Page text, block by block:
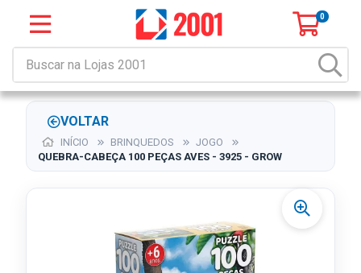
0
VOLTAR
INÍCIO BRINQUEDOS
JOGO
QUEBRA-CABEÇA 100 PEÇAS AVES - 3925 - GROW